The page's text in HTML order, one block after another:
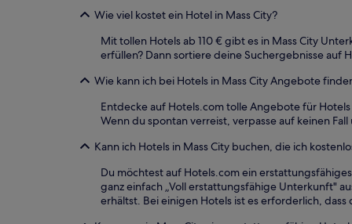
Wie viel kostet ein Hotel in Mass City?
Mit tollen Hotels ab 110 € gibt es in Mass City
erfüllen? Dann sortiere deine Suchergebnisse auf
Wie kann ich bei Hotels in Mass City Angebote
Entdecke auf Hotels.com tolle Angebote für
Wenn du spontan verreist, verpasse auf keinen
Kann ich Hotels in Mass City buchen, die ich
Du möchtest auf Hotels.com ein
ganz einfach „Voll erstattungsfähige Unterkunft"
erhältst. Bei einigen Hotels ist es erforderlich,